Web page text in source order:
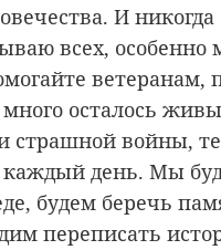
И никогда
всех, особенно
ветеранам,
осталось
страшной войны,
каждый день. Мы
будем беречь
переписать